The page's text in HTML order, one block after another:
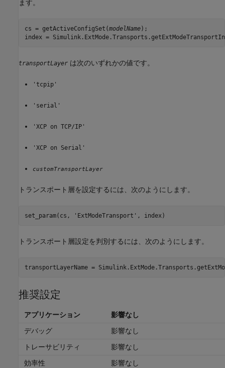
ます。
cs = getActiveConfigSet(modelName);
index =
transportLayer は次のいずれかの値です。
'tcpip'
'serial'
'XCP on TCP/IP'
'XCP on Serial'
customTransportLayer
トランスポート層を設定するには、次のようにします。
set_param(cs, 'ExtModeTransport', index)
トランスポート層設定を判別するには、次のようにします。
transportLayerName =
推奨設定
アプリケーション
影響なし
デバッグ
影響なし
トレーサビリティ
影響なし
効率性
影響なし